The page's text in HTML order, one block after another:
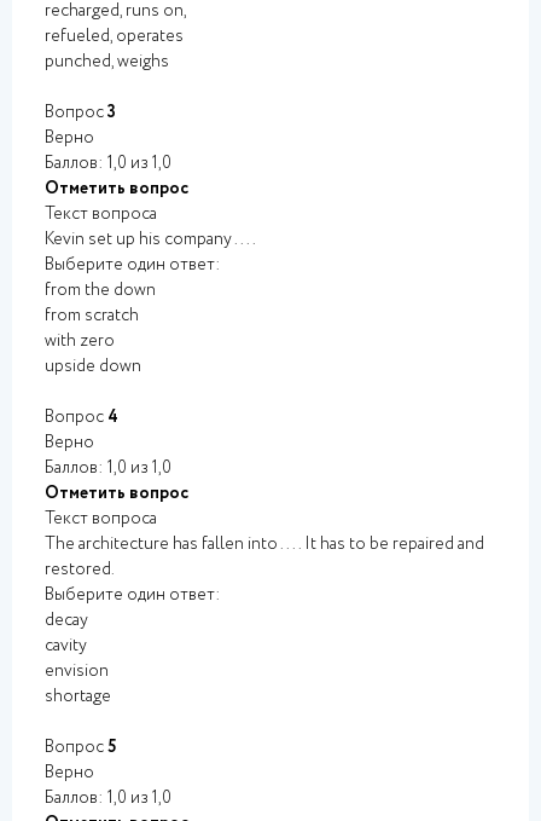
recharged, runs on,
refueled, operates
punched, weighs
Вопрос3
Верно
Баллов: 1,0 из 1,0
Отметить вопрос
Текст вопроса
Kevin set up his company ....
Выберите один ответ:
from the down
from scratch
with zero
upside down
Вопрос 4
Верно
Баллов: 1,0 из 1,0
Отметить вопрос
Текст вопроса
The architecture has fallen into .... It has to be repaired and
restored.
Выберите один ответ:
decay
cavity
envision
shortage
Вопрос5
Верно
Баллов: 1,0 из 1,0